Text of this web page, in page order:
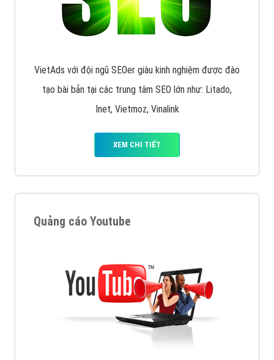
VietAds với đội ngũ SEOer giàu kinh nghiệm được đào
tạo bài bản tại các trung tâm SEO lớn như: Litado,
Inet, Vietmoz, Vinalink
XEM CHI TIẾT
Quảng cáo Youtube